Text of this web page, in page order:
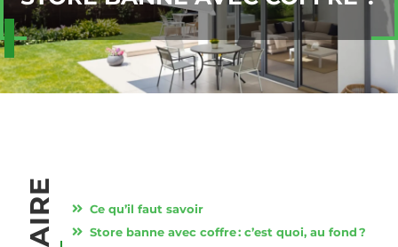
Ce qu’il faut savoir
Store banne avec coffre : c’est quoi, au fond ?